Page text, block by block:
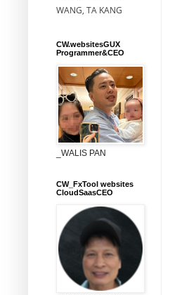
WANG, TA KANG
CW.websitesGUX
Programmer&CEO
_WALIS PAN
CW_FxTool websites
CloudSaasCEO